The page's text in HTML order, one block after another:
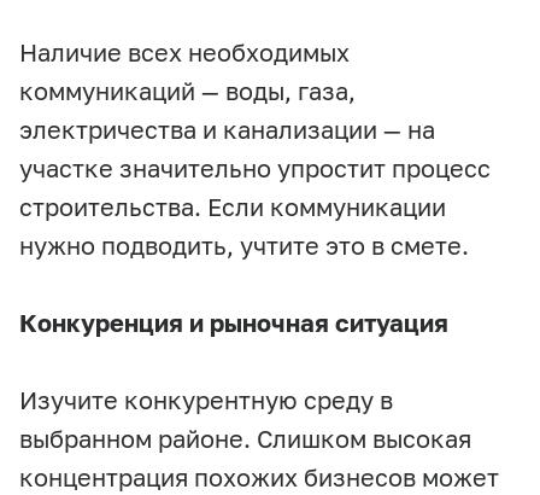
Наличие всех необходимых
коммуникаций — воды, газа,
электричества и канализации — на
участке значительно упростит процесс
строительства. Если коммуникации
нужно подводить, учтите это в смете.
Конкуренция и рыночная ситуация
Изучите конкурентную среду в
выбранном районе. Слишком высокая
концентрация похожих бизнесов может